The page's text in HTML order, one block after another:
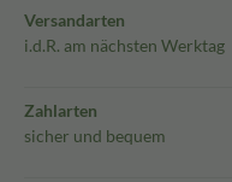
Versandarten
i.d.R. am nächsten Werktag
Zahlarten
sicher und bequem